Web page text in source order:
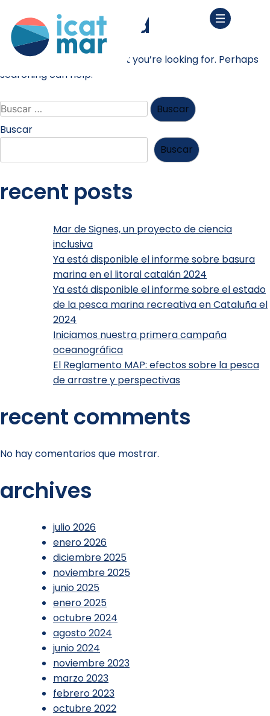
nothing found
It seems we can’t find what you’re looking for. Perhaps
searching can help.
Buscar
Buscar
recent posts
Mar de Signes, un proyecto de ciencia
inclusiva
Ya está disponible el informe sobre basura
marina en el litoral catalán 2024
Ya está disponible el informe sobre el estado
de la pesca marina recreativa en Cataluña el
2024
Iniciamos nuestra primera campaña
oceanográfica
El Reglamento MAP: efectos sobre la pesca
de arrastre y perspectivas
recent comments
No hay comentarios que mostrar.
archives
julio 2026
enero 2026
diciembre 2025
noviembre 2025
junio 2025
enero 2025
octubre 2024
agosto 2024
junio 2024
noviembre 2023
marzo 2023
febrero 2023
octubre 2022